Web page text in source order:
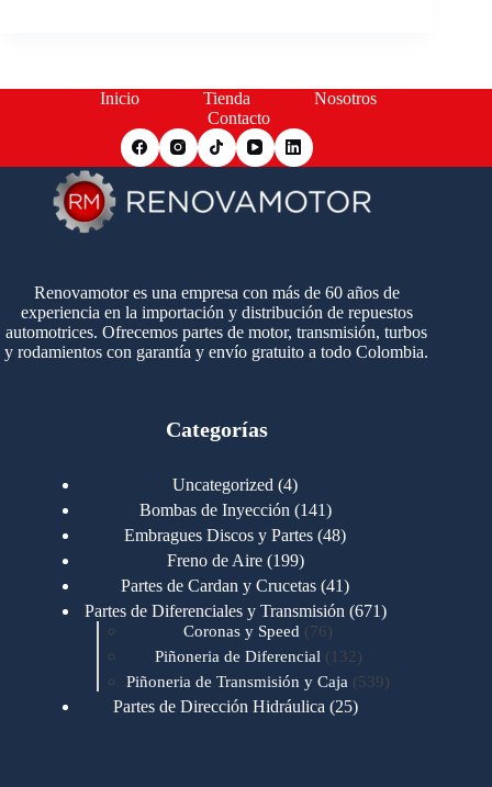
Inicio Tienda
Nosotros
Contacto
Renovamotor es una empresa con más de 60 años de
experiencia en la importación y distribución de repuestos
automotrices. Ofrecemos partes de motor, transmisión, turbos
y rodamientos con garantía y envío gratuito a todo Colombia.
Categorías
Uncategorized 44
productos
Bombas de Inyección 141141
productos
Embragues Discos y Partes 4848
Freno de Aire 199199
productos
Partes de Cardan y Crucetas 4141
productos
Partes de Diferenciales y Transmisión 671671
Coronas y Speed 7676
productos
Piñoneria de Diferencial 132 132
productos
Piñoneria de Transmisión y Caja 539539
Partes de Dirección Hidráulica 2525